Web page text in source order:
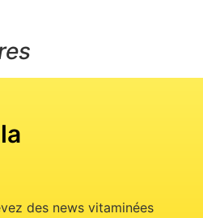
des news vitaminées